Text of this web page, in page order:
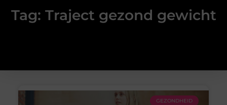
Tag: Traject gezond gewicht
GEZONDHEID